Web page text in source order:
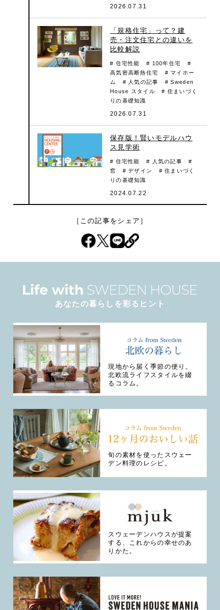
2026.07.31
「規格住宅」って？建
売・注文住宅との違いを
比較解説
# 住宅性能 # 100年住宅
#
高気密高断熱住宅
# マイホー
ム
# 人気の記事
# Sweden
House スタイル
# 住まいづく
りの基礎知識
2026.07.31
保存版！賢いモデルハウ
ス見学術
# 住宅性能 # 人気の記事
#
窓
# デザイン
# 住まいづく
りの基礎知識
2024.07.22
［この記事をシェア］
あなたの暮らしを彩るヒント
現地から届く季節の便り。
北欧流ライフスタイルを綴
るコラム。
旬の素材を使ったスウェー
デン料理のレシピ。
スウェーデンハウスが提案
する、これからの幸せのあ
りかた。